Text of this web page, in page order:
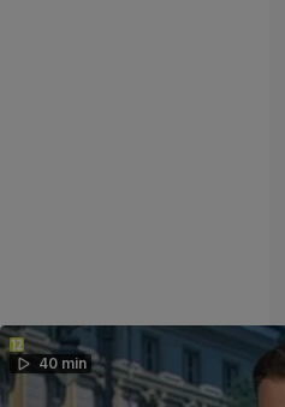
40 min